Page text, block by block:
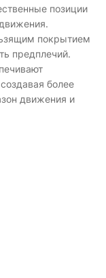
позиции
покрытием
предплечий.
более
движения и